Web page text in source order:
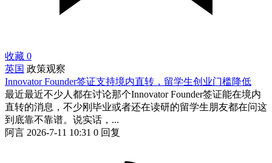
收藏 0
英国 政策观察
Innovator Founder签证支持境内直转，留学生创业门槛降低
最近最近不少人都在讨论那个Innovator Founder签证能在境内
直转的消息，不少刚毕业或者还在读研的留学生朋友都在问这
到底靠不靠谱。说实话，...
阿言 2026-7-11 10:31 0 回复